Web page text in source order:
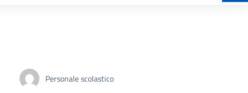
Personale scolastico